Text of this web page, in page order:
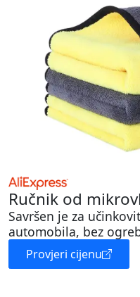
Ručnik od
Savršen je za
automobila, bez
Provjeri cijenu